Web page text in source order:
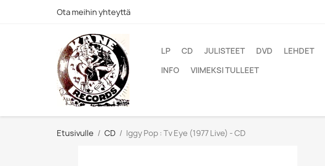
Ota meihin yhteyttä
LP CD JULISTEET DVD LEHDET
INFO
VIIMEKSI TULLEET
Etusivulle CD Iggy Pop : Tv Eye (1977 Live) - CD